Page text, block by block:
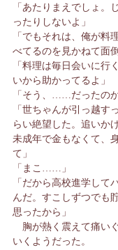
「あたりまえでしょ。
ったりしないよ」
「でもそれは、俺が料
べてるのを見かねて面
「料理は毎日会いに行
いから助かってるよ」
「そう、……だったのか
「世ちゃんが引っ越す
らい絶望した。追いか
未成年で金もなくて、
て」
「まこ……」
「だから高校進学して
んだ。すこしずつでも
思ったから」
胸が熱く震えて痛い
いくようだった。